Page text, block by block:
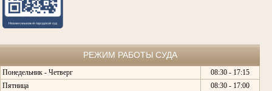
РЕЖИМ РАБОТЫ СУДА
Понедельник - Четверг
08:30 - 17:15
Пятница
08:30 - 17:00